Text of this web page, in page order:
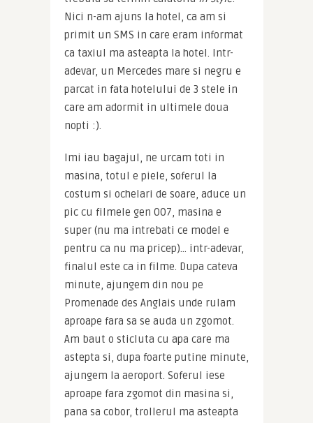
Nici n-am ajuns la hotel, ca am si
primit un SMS in care eram informat
ca taxiul ma asteapta la hotel. Intr-
adevar, un Mercedes mare si negru e
parcat in fata hotelului de 3 stele in
care am adormit in ultimele doua
nopti :).
Imi iau bagajul, ne urcam toti in
masina, totul e piele, soferul la
costum si ochelari de soare, aduce un
pic cu filmele gen 007, masina e
super (nu ma intrebati ce model e
pentru ca nu ma pricep)… intr-adevar,
finalul este ca in filme. Dupa cateva
minute, ajungem din nou pe
Promenade des Anglais unde rulam
aproape fara sa se auda un zgomot.
Am baut o sticluta cu apa care ma
astepta si, dupa foarte putine minute,
ajungem la aeroport. Soferul iese
aproape fara zgomot din masina si,
pana sa cobor, trollerul ma asteapta